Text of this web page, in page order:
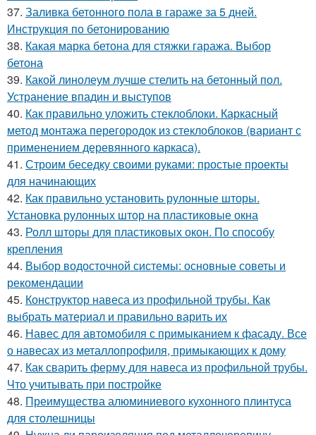
37. Заливка бетонного пола в гараже за 5 дней.
Инструкция по бетонированию
38. Какая марка бетона для стяжки гаража. Выбор
бетона
39. Какой линолеум лучше стелить на бетонный пол.
Устранение впадин и выступов
40. Как правильно уложить стеклоблоки. Каркасный
метод монтажа перегородок из стеклоблоков (вариант с
применением деревянного каркаса).
41. Строим беседку своими руками: простые проекты
для начинающих
42. Как правильно установить рулонные шторы.
Установка рулонных штор на пластиковые окна
43. Ролл шторы для пластиковых окон. По способу
крепления
44. Выбор водосточной системы: основные советы и
рекомендации
45. Конструктор навеса из профильной трубы. Как
выбрать материал и правильно варить их
46. Навес для автомобиля с примыканием к фасаду. Все
о навесах из металлопрофиля, примыкающих к дому
47. Как сварить ферму для навеса из профильной трубы.
Что учитывать при постройке
48. Преимущества алюминиевого кухонного плинтуса
для столешницы